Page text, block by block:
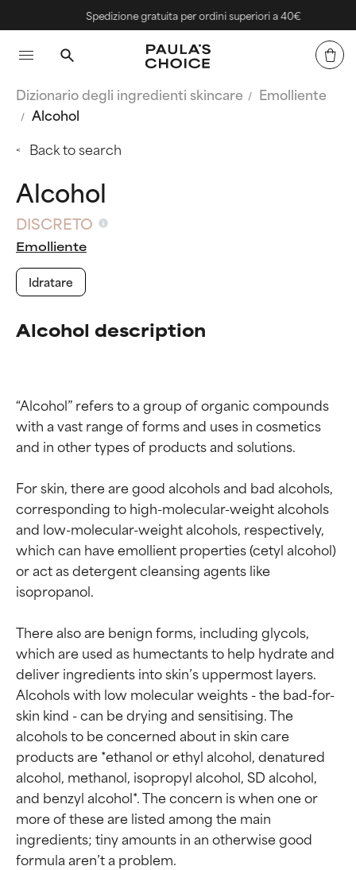
Spedizione gratuita per ordini superiori a 40€
Dizionario degli ingredienti skincare
Emolliente
Alcohol
Back to search
Alcohol
DISCRETO
Emolliente
Idratare
Alcohol description
“Alcohol” refers to a group of organic compounds
with a vast range of forms and uses in cosmetics
and in other types of products and solutions.
For skin, there are good alcohols and bad alcohols,
corresponding to high-molecular-weight alcohols
and low-molecular-weight alcohols, respectively,
which can have emollient properties (cetyl alcohol)
or act as detergent cleansing agents like
isopropanol.
There also are benign forms, including glycols,
which are used as humectants to help hydrate and
deliver ingredients into skin’s uppermost layers.
Alcohols with low molecular weights - the bad-for-
skin kind - can be drying and sensitising. The
alcohols to be concerned about in skin care
products are *ethanol or ethyl alcohol, denatured
alcohol, methanol, isopropyl alcohol, SD alcohol,
and benzyl alcohol*. The concern is when one or
more of these are listed among the main
ingredients; tiny amounts in an otherwise good
formula aren’t a problem.